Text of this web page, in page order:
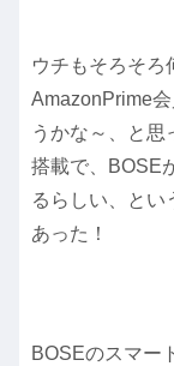
ウチもそろそろ
AmazonPrime
うかな～、と思
搭載で、BOSE
るらしい、とい
あった！
BOSEのスマ